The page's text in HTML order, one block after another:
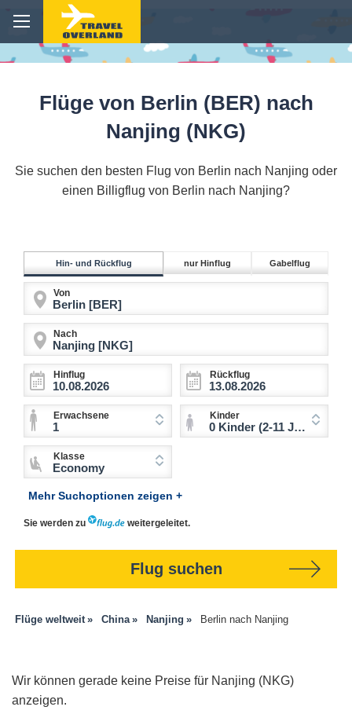
Flüge von Berlin (BER) nach
Nanjing (NKG)
Sie suchen den besten Flug von Berlin nach Nanjing oder
einen Billigflug von Berlin nach Nanjing?
Hin- und Rückflug nur Hinflug Gabelflug
Von
Nach
Hinflug Rückflug
Erwachsene
1
Kinder
0 Kinder (2-11 Jahre)
Klasse
Economy
Mehr Suchoptionen zeigen +
Sie werden zu weitergeleitet.
Flug suchen
Flüge weltweit China Nanjing Berlin nach Nanjing
Wir können gerade keine Preise für Nanjing (NKG)
anzeigen.